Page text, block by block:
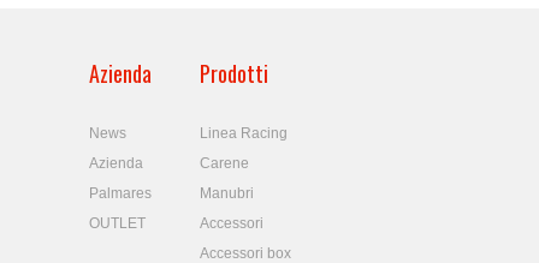
Azienda
News
Azienda
Palmares
OUTLET
Prodotti
Linea Racing
Carene
Manubri
Accessori
Accessori box